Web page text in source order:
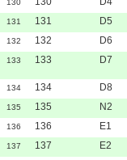
130
131 131 D5
132 132 D6
133 133 D7
134 134 D8
135 135 N2
136 136 E1
137 137 E2